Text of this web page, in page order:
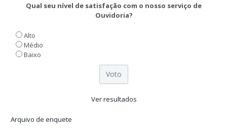
Qual seu nível de satisfação com o nosso serviço de
Ouvidoria?
Alto
Médio
Baixo
Ver resultados
Arquivo de enquete